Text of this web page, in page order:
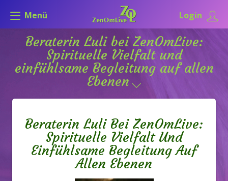
Menü Login
Beraterin Luli bei ZenOmLive:
Spirituelle Vielfalt und
einfühlsame Begleitung auf allen
Ebenen
Beraterin Luli Bei ZenOmLive:
Spirituelle Vielfalt Und
Einfühlsame Begleitung Auf
Allen Ebenen